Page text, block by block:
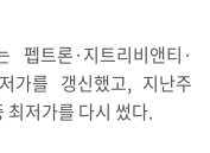
트론·지트리비앤티·
가를 갱신했고, 지난주
저가를 다시 썼다.